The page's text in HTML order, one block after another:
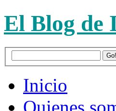
El Blog de
Inicio